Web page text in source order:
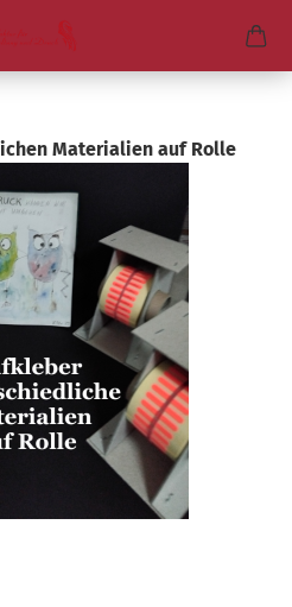
Ma­te­ria­li­en auf Rolle